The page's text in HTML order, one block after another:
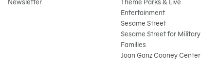
Newsletter
Theme Parks & Live
Entertainment
Sesame Street
Sesame Street for Military
Families
Joan Ganz Cooney Center